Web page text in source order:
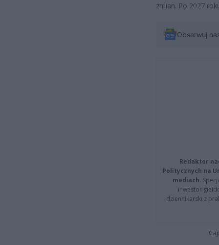
zmian. Po 2027
Obserwuj
Redaktor
Politycznych na
mediach.
inwestor
dziennikarski z